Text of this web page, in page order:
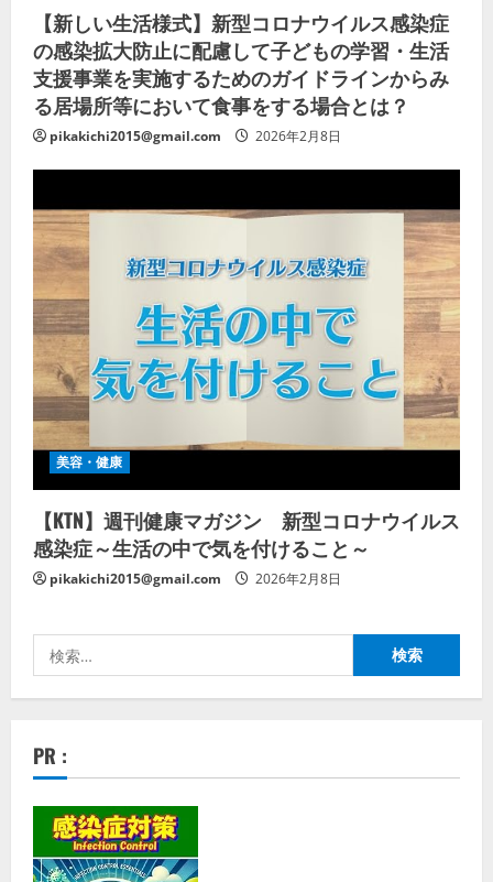
【新しい生活様式】新型コロナウイルス感染症
の感染拡大防止に配慮して子どもの学習・生活
支援事業を実施するためのガイドラインからみ
る居場所等において食事をする場合とは？
pikakichi2015@gmail.com 2026年2月8日
美容・健康
【KTN】週刊健康マガジン 新型コロナウイルス
感染症～生活の中で気を付けること～
pikakichi2015@gmail.com 2026年2月8日
索:
PR :